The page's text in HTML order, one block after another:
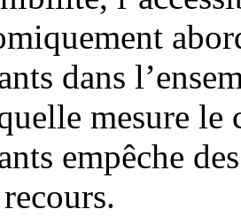
dans
mesure le
empêche